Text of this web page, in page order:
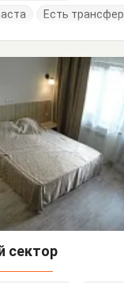
Есть трансфер
сектор